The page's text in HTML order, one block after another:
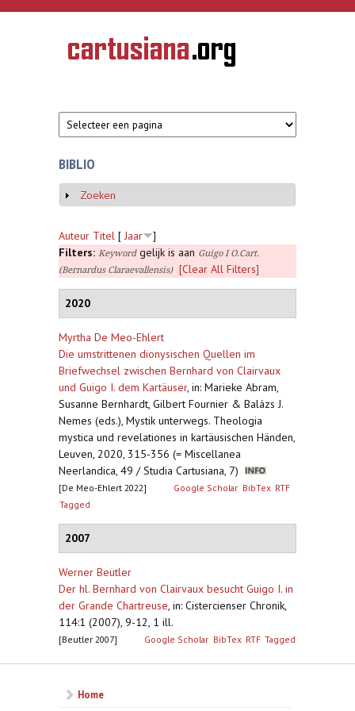
Overslaan en naar de inhoud gaan
CARTUSIANA
Geschiedenis
van de
BIBLIO
Weergeven
Zoeken
Auteur Titel [ Jaar
]
Filters: Keywordgelijk is aan Guigo I O.Cart.
(Bernardus Claraevallensis)
[Clear All Filters]
2020
Myrtha De Meo-Ehlert
Die umstrittenen dionysischen Quellen im
Briefwechsel zwischen Bernhard von Clairvaux
und Guigo I. dem Kartäuser, in: Marieke Abram,
Susanne Bernhardt, Gilbert Fournier & Balázs J.
Nemes (eds.), Mystik unterwegs. Theologia
mystica und revelationes in kartäusischen Händen,
Leuven, 2020, 315-356 (= Miscellanea
Neerlandica, 49 / Studia Cartusiana, 7)
[De Meo-Ehlert 2022] Google Scholar BibTex RTF
Tagged
2007
Werner Beutler
Der hl. Bernhard von Clairvaux besucht Guigo I. in
der Grande Chartreuse, in: Cistercienser Chronik,
114:1 (2007), 9-12, 1 ill.
[Beutler 2007] Google Scholar BibTex RTF Tagged
Home